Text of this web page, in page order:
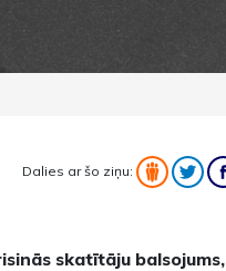
Dalies ar šo ziņu:
skatītāju balsojums,